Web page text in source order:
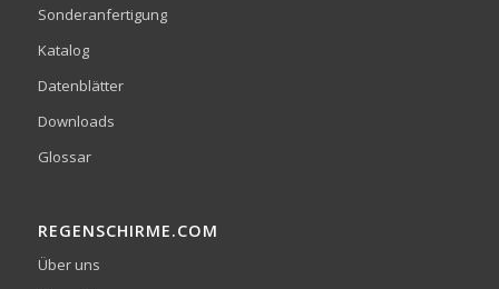
Sonderanfertigung
Katalog
Datenblätter
Downloads
Glossar
REGENSCHIRME.COM
Über uns